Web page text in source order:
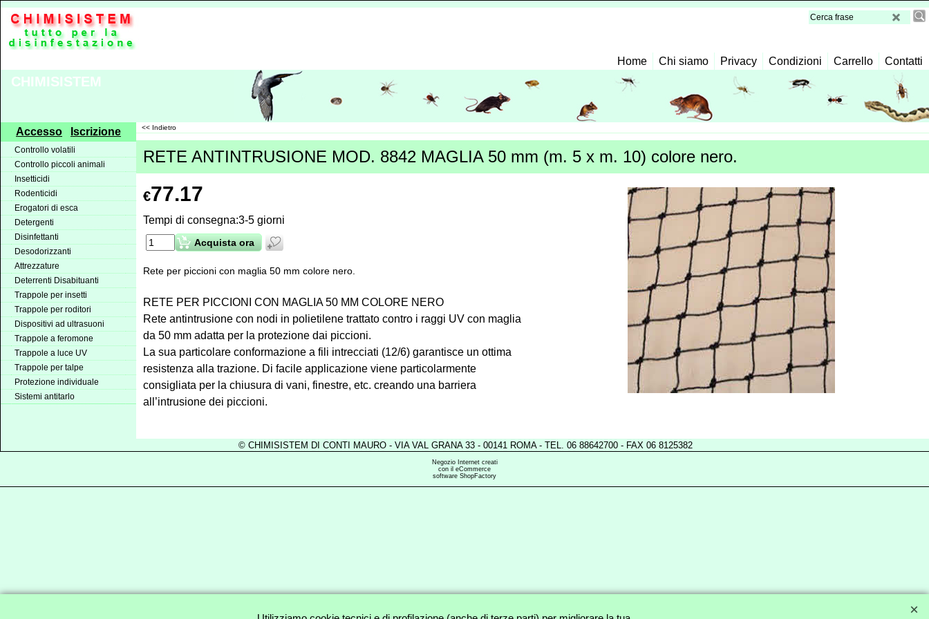
CHIMISISTEM
Home Chi siamo Privacy Condizioni Carrello Contatti
Accesso Iscrizione
Controllo volatili
Controllo piccoli animali
Insetticidi
Rodenticidi
Erogatori di esca
Detergenti
Disinfettanti
Desodorizzanti
Attrezzature
Deterrenti Disabituanti
Trappole per insetti
Trappole per roditori
Dispositivi ad ultrasuoni
Trappole a feromone
Trappole a luce UV
Trappole per talpe
Protezione individuale
Sistemi antitarlo
<< Indietro
RETE ANTINTRUSIONE MOD. 8842 MAGLIA 50 mm (m. 5 x m. 10) colore nero.
€77.17
Tempi di consegna:3-5 giorni
Acquista ora
Rete per piccioni con maglia 50 mm colore nero.
RETE PER PICCIONI CON MAGLIA 50 MM COLORE NERO
Rete antintrusione con nodi in polietilene trattato contro i raggi UV con maglia
da 50 mm adatta per la protezione dai piccioni.
La sua particolare conformazione a fili intrecciati (12/6) garantisce un ottima
resistenza alla trazione. Di facile applicazione viene particolarmente
consigliata per la chiusura di vani, finestre, etc. creando una barriera
all’intrusione dei piccioni.
© CHIMISISTEM DI CONTI MAURO - VIA VAL GRANA 33 - 00141 ROMA - TEL. 06 88642700 - FAX 06 8125382
Negozio Internet creati
con il eCommerce
software ShopFactory